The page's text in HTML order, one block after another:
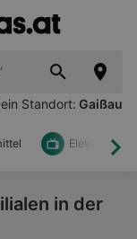
Standort: Gaißau
Elektronik
in der